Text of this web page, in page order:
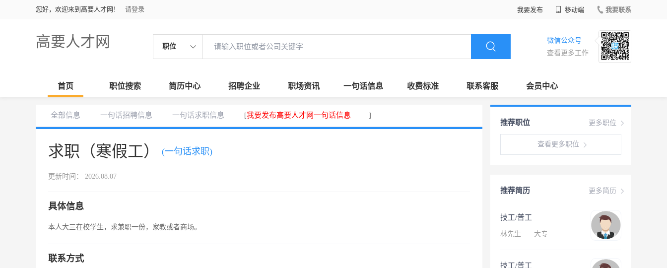
您好，欢迎来到高要人才网！ 请登录 我要发布 移动端 我要联系
高要人才网 职位
微信公众号
查看更多工作
首页 职位搜索 简历中心 招聘企业 职场资讯 一句话信息 收费标准 联系客服 会员中心
全部信息 一句话招聘信息 一句话求职信息 [我要发布高要人才网一句话信息 ]
求职（寒假工） (一句话求职)
更新时间： 2026.08.07
具体信息
本人大三在校学生，求兼职一份，家教或者商场。
联系方式
更多职位
推荐职位
查看更多职位
更多简历
推荐简历
技工/普工
林先生 · 大专
技工/普工